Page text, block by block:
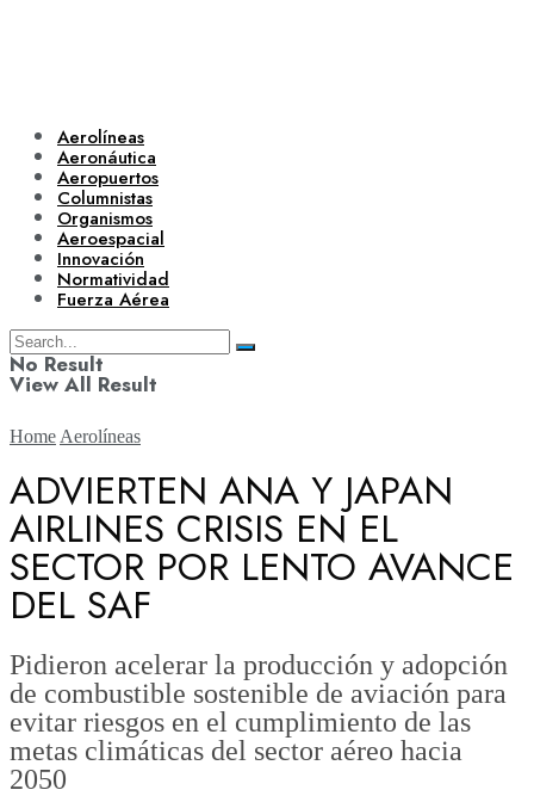
Aerolíneas
Aeronáutica
Aeropuertos
Columnistas
Organismos
Aeroespacial
Innovación
Normatividad
Fuerza Aérea
No Result
View All Result
Aerolíneas
Aeronáutica
Aeropuertos
Columnistas
Home Aerolíneas
ADVIERTEN ANA Y JAPAN
AIRLINES CRISIS EN EL
SECTOR POR LENTO AVANCE
DEL SAF
Pidieron acelerar la producción y adopción
de combustible sostenible de aviación para
evitar riesgos en el cumplimiento de las
metas climáticas del sector aéreo hacia
2050